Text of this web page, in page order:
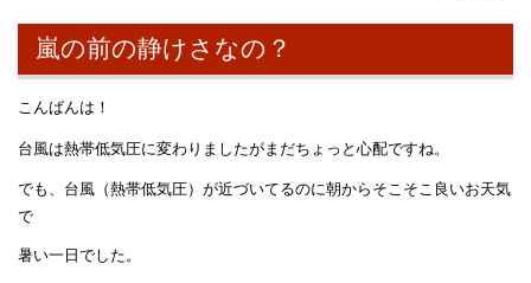
嵐の前の静けさなの？
こんばんは！
台風は熱帯低気圧に変わりましたがまだちょっと心配ですね。
でも、台風（熱帯低気圧）が近づいてるのに朝からそこそこ良いお天気
で
暑い一日でした。